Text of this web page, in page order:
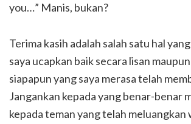
you…” Manis, bukan?
Terima kasih adalah salah satu hal
saya ucapkan baik secara lisan
siapapun yang saya merasa telah
Jangankan kepada yang benar-benar
kepada teman yang telah